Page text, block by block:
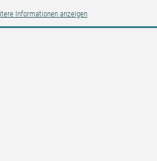
Informationen anzeigen